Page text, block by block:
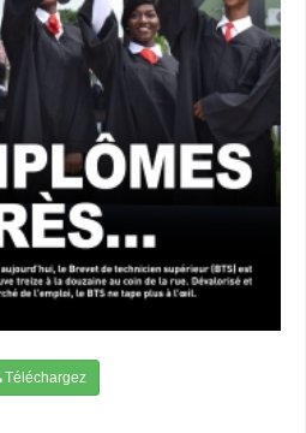
Téléchargez